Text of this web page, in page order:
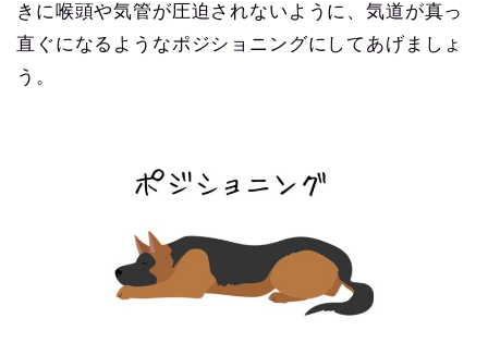
きに喉頭や気管が圧迫されないように、気道が真っ
直ぐになるようなポジショニングにしてあげましょ
う。